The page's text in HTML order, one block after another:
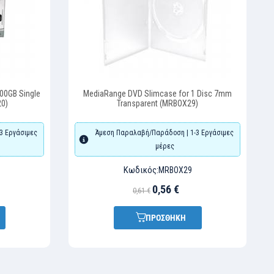
Single
Εργάσιμες
MediaRange DVD Slimcase for 1 Disc 7mm
Transparent (MRBOX29)
Άμεση Παραλαβή/Παράδοση | 1-3 Εργάσιμες
μέρες
Κωδικός:MRBOX29
0,61 € 0,56 €
ΠΡΟΣΘΗΚΗ